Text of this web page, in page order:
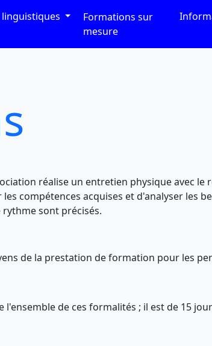
Formations sur
mesure
réalise un entretien physique avec le
compétences acquises et d'analyser les
sont précisés.
de la prestation de formation pour les
de ces formalités ; il est de 15